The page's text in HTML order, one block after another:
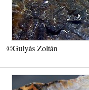
©Gulyás Zoltán